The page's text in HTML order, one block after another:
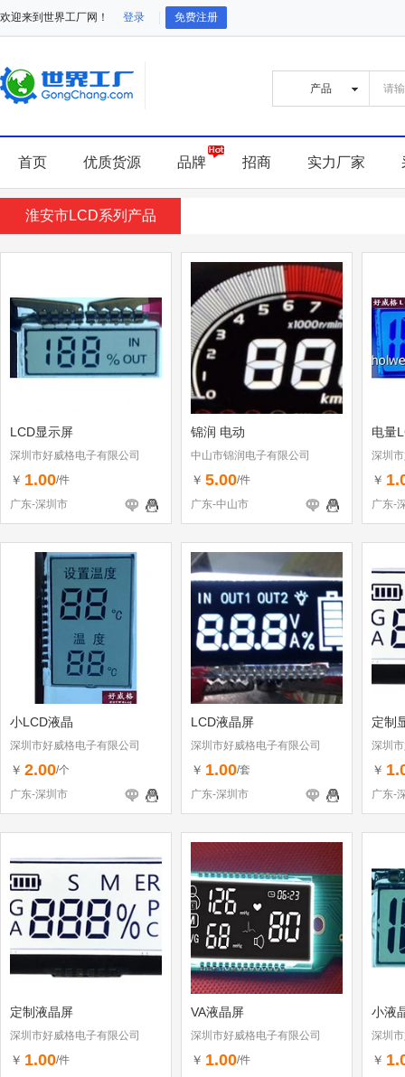
欢迎来到世界工厂网！ 登录 免费注册
首页 优质货源 品牌 招商 实力厂家
淮安市LCD系列产品
LCD显示屏
深圳市好威格电子有限公司
￥ 1.00/件
广东-深圳市
锦润 电动
中山市锦润电子有限公司
￥ 5.00/件
广东-中山市
电量
深圳
￥
广东-
小LCD液晶
深圳市好威格电子有限公司
￥ 2.00/个
广东-深圳市
LCD液晶屏
深圳市好威格电子有限公司
￥ 1.00/套
广东-深圳市
定制
深圳
￥
广东-
定制液晶屏
深圳市好威格电子有限公司
￥ 1.00/件
VA液晶屏
深圳市好威格电子有限公司
￥ 1.00/件
小液
深圳
￥